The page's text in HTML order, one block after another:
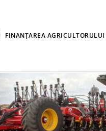
FINANȚAREA AGRICULTORULUI